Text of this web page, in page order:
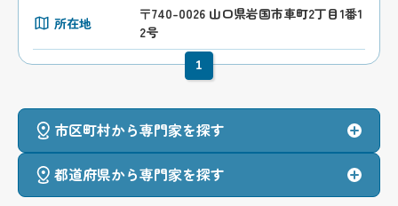
所在地
〒740-0026 山口県岩国市車町2丁目1番1
2号
1
市区町村から専門家を探す
都道府県から専門家を探す